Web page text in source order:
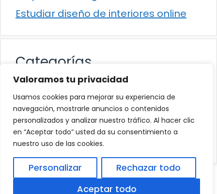
Valoramos tu privacidad
Usamos cookies para mejorar su experiencia de
navegación, mostrarle anuncios o contenidos
personalizados y analizar nuestro tráfico. Al hacer clic
en “Aceptar todo” usted da su consentimiento a
nuestro uso de las cookies.
Personalizar
Rechazar todo
Aceptar todo
Estudiar diseño de interiores online
Categorías
Cultura
Educación
Eventos
Trabajo
Política de Privacidad Aviso Legal|